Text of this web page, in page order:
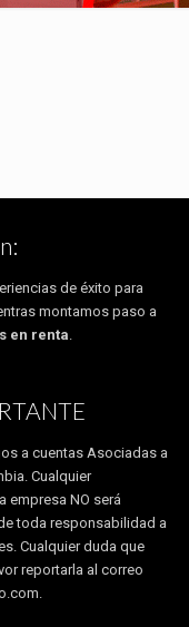
de éxito para
montamos paso a
en renta.
a cuentas Asociadas a
Cualquier
empresa NO será
toda responsabilidad a
Cualquier duda que
reportarla al correo